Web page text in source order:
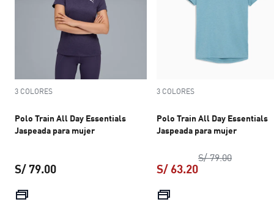
3 COLORES
Polo Train All Day Essentials
Jaspeada para mujer
S/ 79.00
3 COLORES
Polo Train All Day Essentials
Jaspeada para mujer
S/ 79.00precio
S/ 63.20